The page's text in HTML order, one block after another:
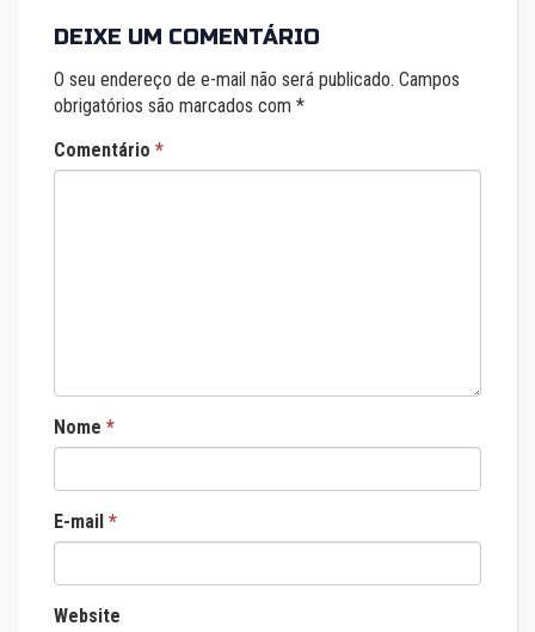
DEIXE UM COMENTÁRIO
O seu endereço de e-mail não será publicado. Campos
obrigatórios são marcados com *
Comentário *
Nome *
E-mail *
Website